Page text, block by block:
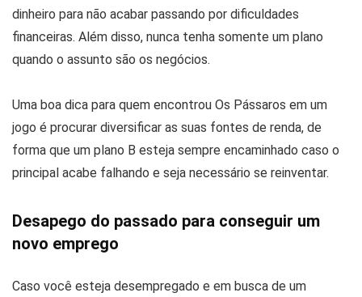
dinheiro para não acabar passando por dificuldades
financeiras. Além disso, nunca tenha somente um plano
quando o assunto são os negócios.
Uma boa dica para quem encontrou Os Pássaros em um
jogo é procurar diversificar as suas fontes de renda, de
forma que um plano B esteja sempre encaminhado caso o
principal acabe falhando e seja necessário se reinventar.
Desapego do passado para conseguir um
novo emprego
Caso você esteja desempregado e em busca de um